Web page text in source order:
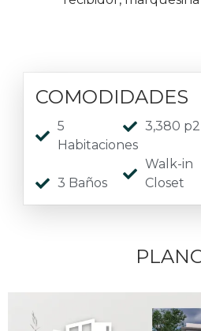
COMODIDADES
5
Habitaciones
3 Baños
3,380 p2
Walk-in
Closet